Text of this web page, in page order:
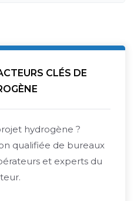
CLÉS DE
hydrogène ?
qualifiée de bureaux
et experts du